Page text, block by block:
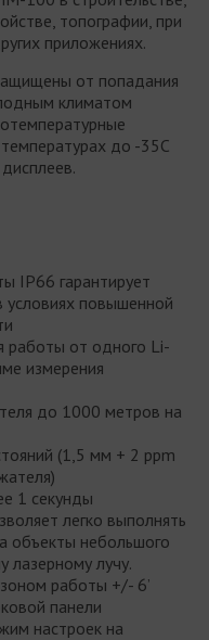
топографии, при
приложениях.
от попадания
климатом
до -35С
IP66 гарантирует
условиях повышенной
работы от одного Li-
измерения
до 1000 метров на
(1,5 мм + 2 ppm
1 секунды
легко выполнять
объекты небольшого
лазерному лучу.
работы +/- 6’
панели
настроек на